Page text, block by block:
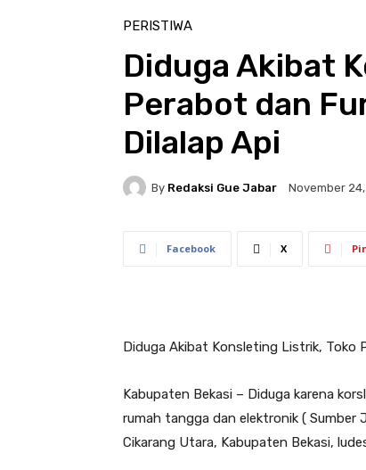
PERISTIWA
Diduga Akibat
Perabot dan
Dilalap Api
By Redaksi Gue Jabar November 24,
Facebook X
Diduga Akibat Konsleting Listrik, Toko
Kabupaten Bekasi – Diduga karena
rumah tangga dan elektronik ( Sumber
Cikarang Utara, Kabupaten Bekasi,